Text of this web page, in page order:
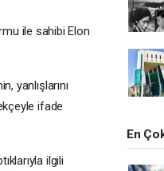
ile sahibi Elon
yanlışlarını
ifade
ilgili
En